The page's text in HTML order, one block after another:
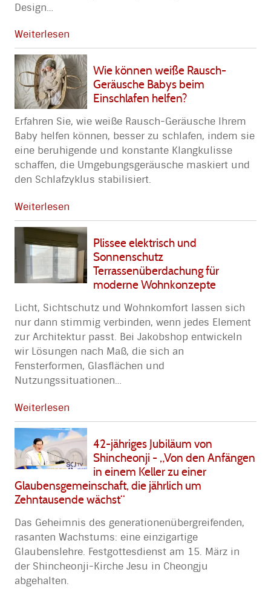
Design…
Weiterlesen
Wie können weiße Rausch-
Geräusche Babys beim
Einschlafen helfen?
Erfahren Sie, wie weiße Rausch-Geräusche Ihrem
Baby helfen können, besser zu schlafen, indem sie
eine beruhigende und konstante Klangkulisse
schaffen, die Umgebungsgeräusche maskiert und
den Schlafzyklus stabilisiert.
Weiterlesen
Plissee elektrisch und
Sonnenschutz
Terrassenüberdachung für
moderne Wohnkonzepte
Licht, Sichtschutz und Wohnkomfort lassen sich
nur dann stimmig verbinden, wenn jedes Element
zur Architektur passt. Bei Jakobshop entwickeln
wir Lösungen nach Maß, die sich an
Fensterformen, Glasflächen und
Nutzungssituationen…
Weiterlesen
42-jähriges Jubiläum von
Shincheonji - „Von den Anfängen
in einem Keller zu einer
Glaubensgemeinschaft, die jährlich um
Zehntausende wächst“
Das Geheimnis des generationenübergreifenden,
rasanten Wachstums: eine einzigartige
Glaubenslehre. Festgottesdienst am 15. März in
der Shincheonji-Kirche Jesu in Cheongju
abgehalten.